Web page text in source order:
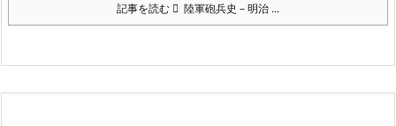
記事を読む 陸軍砲兵史－明治 ...